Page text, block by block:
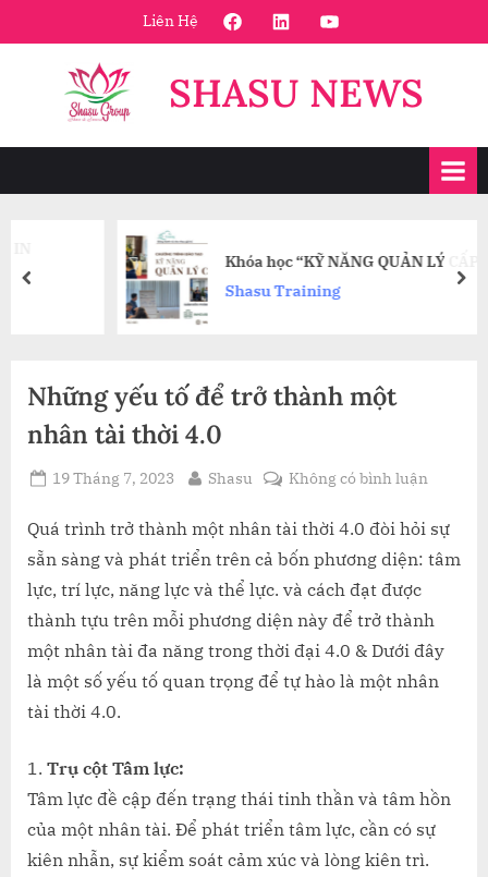
to
Liên Hệ FaceBookLinkedinYoutube
SHASU NEWS
Khóa học “KỸ NĂNG QUẢN LÝ CẤP TRUNG”
Shasu Training
prev
Những yếu tố để trở thành một
nhân tài thời 4.0
Posted
19 Tháng 7, 2023 By
Shasu Không có bình luậnở
yếu
tố
thành
một
nhân
Quá trình trở thành một nhân tài thời 4.0 đòi hỏi sự
sẵn sàng và phát triển trên cả bốn phương diện: tâm
lực, trí lực, năng lực và thể lực. và cách đạt được
thành tựu trên mỗi phương diện này để trở thành
một nhân tài đa năng trong thời đại 4.0 & Dưới đây
là một số yếu tố quan trọng để tự hào là một nhân
tài thời 4.0.
Trụ cột Tâm lực:
Tâm lực đề cập đến trạng thái tinh thần và tâm hồn
của một nhân tài. Để phát triển tâm lực, cần có sự
kiên nhẫn, sự kiểm soát cảm xúc và lòng kiên trì.